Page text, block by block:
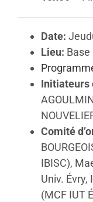
Date:
Lieu: Base
Initiateurs
Comité
IBISC),
Univ. Évry,
(MCF IUT